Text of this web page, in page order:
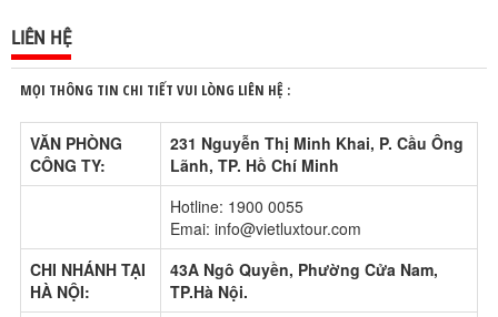
LIÊN HỆ
MỌI THÔNG TIN CHI TIẾT VUI LÒNG LIÊN HỆ :
VĂN PHÒNG
CÔNG TY:
231 Nguyễn Thị Minh Khai, P. Cầu Ông
Lãnh, TP. Hồ Chí Minh
Hotline: 1900 0055
Emai: info@vietluxtour.com
CHI NHÁNH TẠI
HÀ NỘI:
43A Ngô Quyền, Phường Cửa Nam,
TP.Hà Nội.